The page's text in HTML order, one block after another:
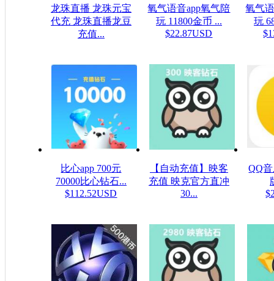
龙珠直播 龙珠元宝
代充 龙珠直播龙豆
充值...
氧气语音app氧气陪
玩 11800金币 ...
$22.87USD
氧气
玩
比心app 700元
70000比心钻石...
$112.52USD
【自动充值】映客
充值 映克官方直冲
30...
QQ